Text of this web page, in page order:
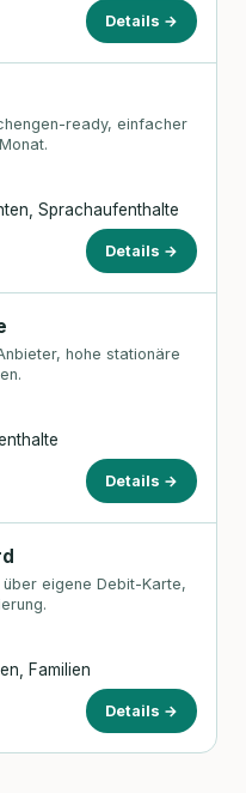
Details →
ready, einfacher
Sprachaufenthalte
Details →
hohe stationäre
Details →
eigene Debit-Karte,
Familien
Details →